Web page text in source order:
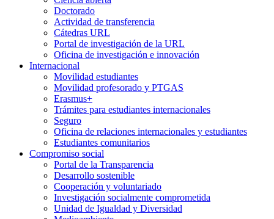
Doctorado
Actividad de transferencia
Cátedras URL
Portal de investigación de la URL
Oficina de investigación e innovación
Internacional
Movilidad estudiantes
Movilidad profesorado y PTGAS
Erasmus+
Trámites para estudiantes internacionales
Seguro
Oficina de relaciones internacionales y estudiantes
Estudiantes comunitarios
Compromiso social
Portal de la Transparencia
Desarrollo sostenible
Cooperación y voluntariado
Investigación socialmente comprometida
Unidad de Igualdad y Diversidad